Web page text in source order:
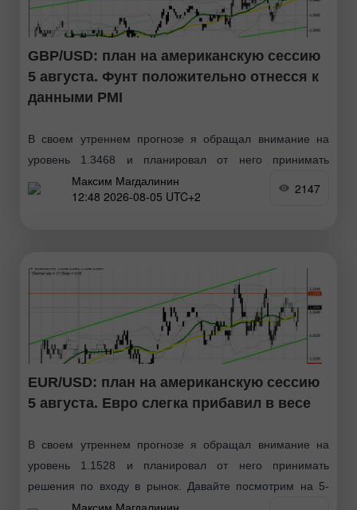
GBP/USD: план на американскую сессию
5 августа. Фунт положительно отнесся к
данными PMI
В своем утреннем прогнозе я обращал внимание на
уровень 1.3468 и планировал от него принимать
решения по входу в рынок. Давайте посмотрим на 5-
минутный график и разберемся
Максим Магдалинин
12:48 2026-08-05 UTC+2
2147
EUR/USD: план на американскую сессию
5 августа. Евро слегка прибавил в весе
В своем утреннем прогнозе я обращал внимание на
уровень 1.1528 и планировал от него принимать
решения по входу в рынок. Давайте посмотрим на 5-
минутный график и разберемся
Максим Магдалинин